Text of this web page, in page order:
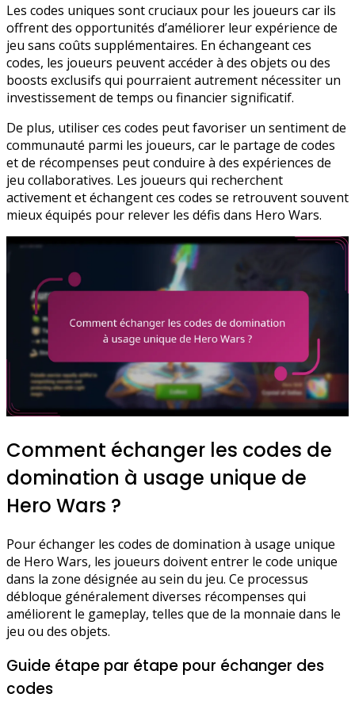
Les codes uniques sont cruciaux pour les joueurs car ils
offrent des opportunités d’améliorer leur expérience de
jeu sans coûts supplémentaires. En échangeant ces
codes, les joueurs peuvent accéder à des objets ou des
boosts exclusifs qui pourraient autrement nécessiter un
investissement de temps ou financier significatif.
De plus, utiliser ces codes peut favoriser un sentiment de
communauté parmi les joueurs, car le partage de codes
et de récompenses peut conduire à des expériences de
jeu collaboratives. Les joueurs qui recherchent
activement et échangent ces codes se retrouvent souvent
mieux équipés pour relever les défis dans Hero Wars.
Comment échanger les codes de
domination à usage unique de
Hero Wars ?
Pour échanger les codes de domination à usage unique
de Hero Wars, les joueurs doivent entrer le code unique
dans la zone désignée au sein du jeu. Ce processus
débloque généralement diverses récompenses qui
améliorent le gameplay, telles que de la monnaie dans le
jeu ou des objets.
Guide étape par étape pour échanger des
codes